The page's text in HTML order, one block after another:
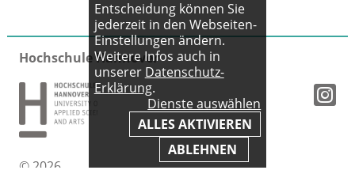
Hochschule Hannover
© 2026
Entscheidung können Sie
jederzeit in den Webseiten-
Einstellungen ändern.
Weitere Infos auch in
unserer Datenschutz-
Erklärung.
Dienste auswählen
ALLES AKTIVIEREN
ABLEHNEN